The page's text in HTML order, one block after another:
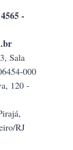
-
Sala
000
120 -
RJ